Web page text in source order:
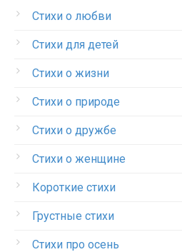
Стихи о любви
Стихи для детей
Стихи о жизни
Стихи о природе
Стихи о дружбе
Стихи о женщине
Короткие стихи
Грустные стихи
Стихи про осень